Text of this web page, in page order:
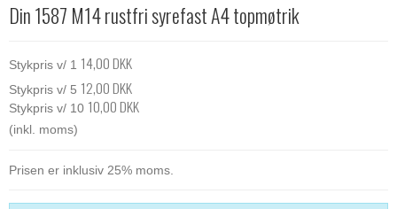
Din 1587 M14 rustfri syrefast A4 topmøtrik
Stykpris v/ 1 14,00 DKK
Stykpris v/ 5 12,00 DKK
Stykpris v/ 10 10,00 DKK
(inkl. moms)
Prisen er inklusiv 25% moms.